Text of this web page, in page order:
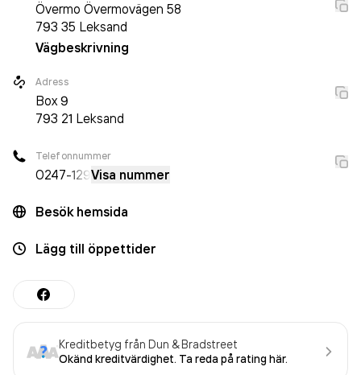
Övermo Övermovägen 58
793 35 Leksand
Vägbeskrivning
Adress
Box9
793 21 Leksand
Telefonnummer
0247-129Visa nummer
Besök hemsida
Lägg till öppettider
Kreditbetyg från Dun & Bradstreet
Okänd kreditvärdighet. Ta reda på rating här.